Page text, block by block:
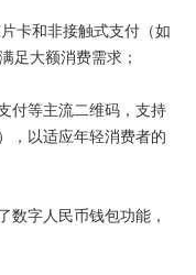
卡和非接触式支付（如
足大额消费需求；
等主流二维码，支持
，以适应年轻消费者的
字人民币钱包功能，